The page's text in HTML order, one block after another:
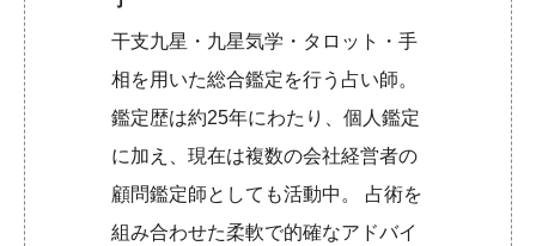
干支九星・九星気学・タロット・手
相を用いた総合鑑定を行う占い師。
鑑定歴は約25年にわたり、個人鑑定
に加え、現在は複数の会社経営者の
顧問鑑定師としても活動中。 占術を
組み合わせた柔軟で的確なアドバイ